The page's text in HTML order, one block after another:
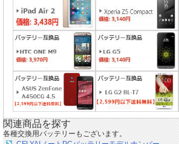
関連商品を探す
各種交換用バッテリーもございます。